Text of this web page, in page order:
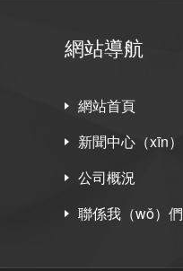
網站導航
網站首頁
新聞中心（xīn）
公司概況
聯係我（wǒ）們